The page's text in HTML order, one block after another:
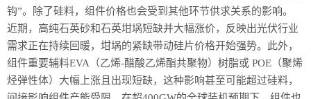
钩”。除了硅料，组件价格也会受到其他环节供求关系的影响。
近期，高纯石英砂和石英坩埚短缺并大幅涨价，反映出光伏行业
需求正在持续回暖，坩埚的紧缺带动硅片价格开始强势。此外，
组件重要辅料EVA（乙烯-醋酸乙烯酯共聚物）树脂或 POE（聚烯
烃弹性体）大幅上涨且出现短缺，这种影响甚至可能超过硅料，